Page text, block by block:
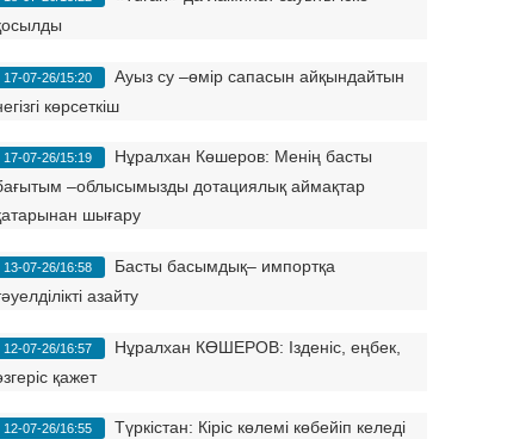
17-07-26/15:20
Ауыз су –өмір сапасын айқындайтын
көрсеткіш
17-07-26/15:19
Нұралхан Көшеров: Менің басты
–облысымызды дотациялық аймақтар
шығару
13-07-26/16:58
Басты басымдық– импортқа
азайту
12-07-26/16:57
Нұралхан КӨШЕРОВ: Ізденіс, еңбек,
қажет
12-07-26/16:55 Түркістан: Кіріс көлемі көбейіп келеді